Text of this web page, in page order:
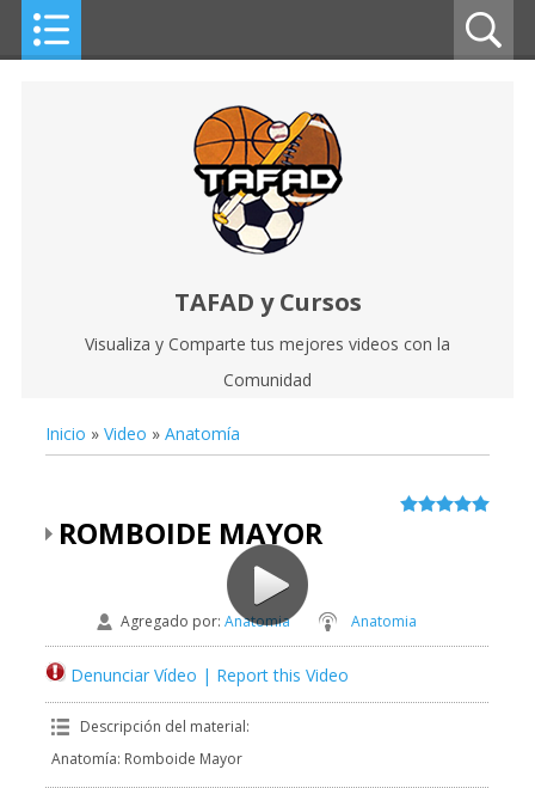
TAFAD y Cursos
Visualiza y Comparte tus mejores videos con la
Comunidad
Inicio » Video » Anatomía
ROMBOIDE MAYOR
Agregado por: Anatomia Anatomia
Denunciar Vídeo | Report this Video
Descripción del material:
Anatomía: Romboide Mayor